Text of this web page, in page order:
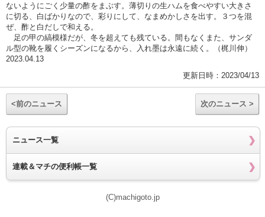
ないようにごく少量の酢をまぶす。薄切りの生ハムを食べやすい大きさ
に切る、白ばかりなので、彩りにして、なまめかしさを出す。３つを混
ぜ、酢と白だしで和える。
足の甲の縞模様だが、冬を超えても残ている。間もなくまた、サンダ
ル型の靴を履くシーズンになるから、入れ墨は永遠に続く。（梶川伸）
2023.04.13
更新日時：2023/04/13
<前のニュース 次のニュース >
ニュース一覧
連載＆マチの便利帳一覧
(C)machigoto.jp